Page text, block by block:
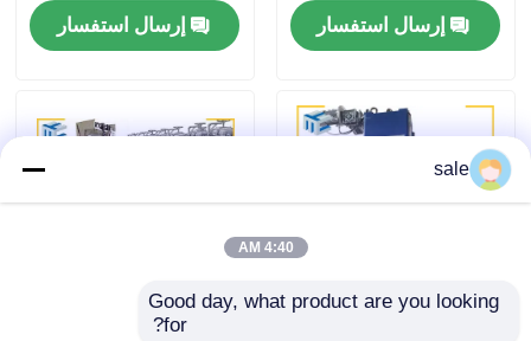
اتصل بنا
أخبار
القضايا
إرسال استفسار
إرسال استفسار
آلة طلاء سطح المصفاة
sale
4:40 AM
Good day, what product are you looking
for?